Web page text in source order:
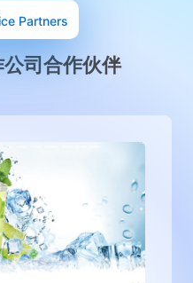
Partners
司合作伙伴